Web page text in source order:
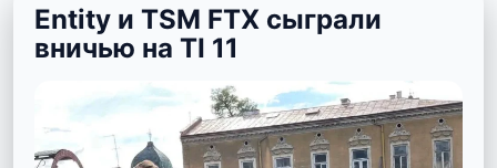
Entity и TSM FTX сыграли
вничью на TI 11